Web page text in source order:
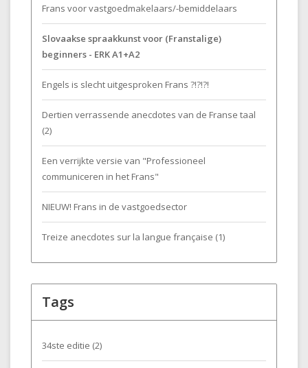
Frans voor vastgoedmakelaars/-bemiddelaars
Slovaakse spraakkunst voor (Franstalige)
beginners - ERK A1+A2
Engels is slecht uitgesproken Frans ?!?!?!
Dertien verrassende anecdotes van de Franse taal
(2)
Een verrijkte versie van "Professioneel
communiceren in het Frans"
NIEUW! Frans in de vastgoedsector
Treize anecdotes sur la langue française (1)
Tags
34ste editie (2)